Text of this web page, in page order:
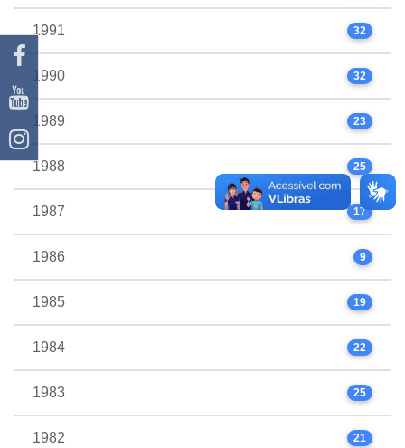
1991 32
1990 32
1989 23
1988 25
1987 17
1986 9
1985 19
1984 22
1983 25
1982 21